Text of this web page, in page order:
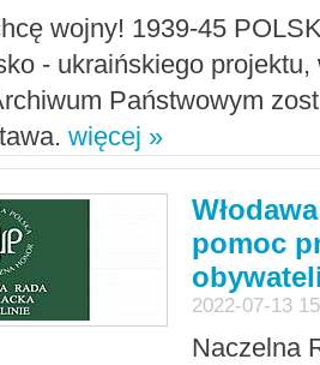
wojny! 1939-45
- ukraińskiego
Państwowym
więcej »
pomoc
2022-07-13
Naczelna